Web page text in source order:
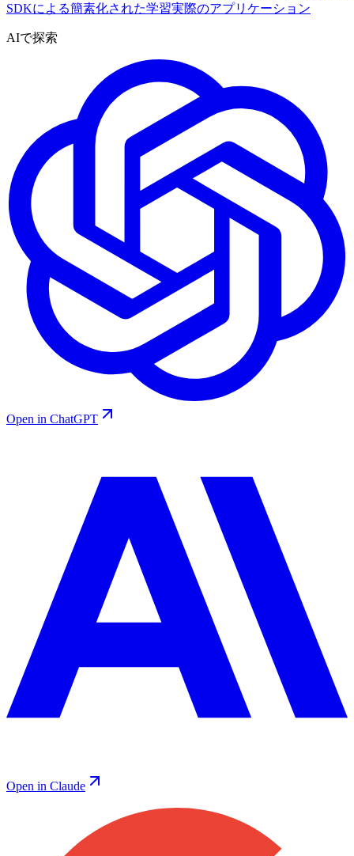
SDKによる簡素化された学習実際のアプリケーション
AIで探索
Open in ChatGPT
Open in Claude